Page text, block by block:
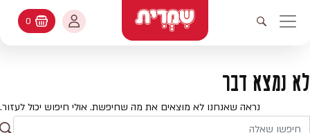
ניווט ראשי
פתיחת חיפוש
עולמות האפיה
מתכונים
החשבון שלי
החשבון שלי
היסטורית הזמנות
עגלת קניות
0
לא נמצא דבר
נראה שאנחנו לא מוצאים את מה שחיפשת. אולי חיפוש יכול לעזור.